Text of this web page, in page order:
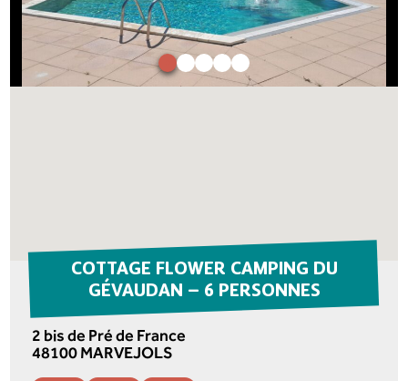
COTTAGE FLOWER CAMPING DU
GÉVAUDAN – 6 PERSONNES
2 bis de Pré de France
48100 MARVEJOLS